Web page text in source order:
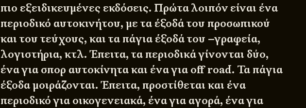
πιο εξειδικευμένες εκδόσεις. Πρώτα λοιπόν είναι ένα
περιοδικό αυτοκινήτου, με τα έξοδά του προσωπικού
και του τεύχους, και τα πάγια έξοδά του –γραφεία,
λογιστήρια, κτλ. Έπειτα, τα περιοδικά γίνονται δύο,
ένα για σπορ αυτοκίνητα και ένα για off road. Τα πάγια
έξοδα μοιράζονται. Έπειτα, προστίθεται και ένα
περιοδικό για οικογενειακά, ένα για αγορά, ένα για